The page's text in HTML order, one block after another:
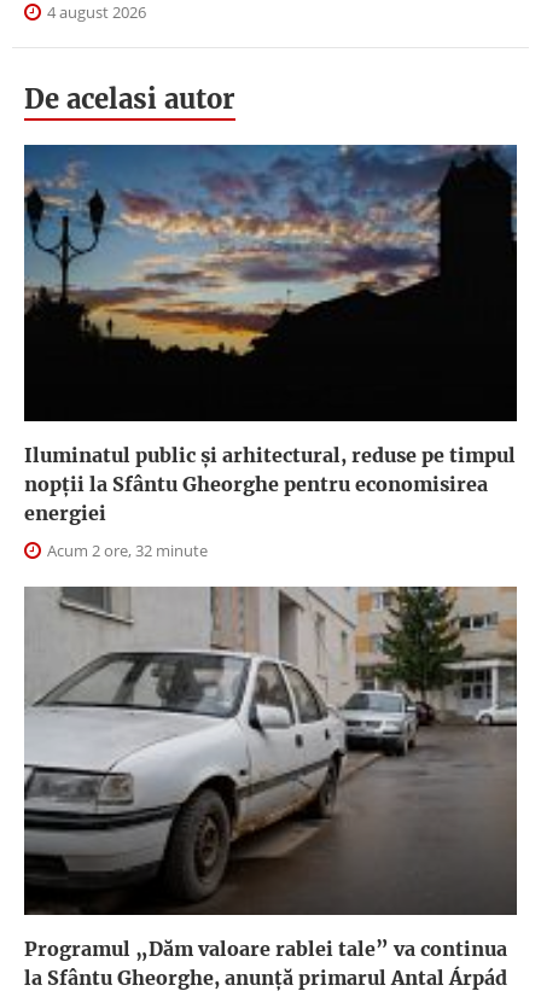
4 august 2026
De acelasi autor
Iluminatul public şi arhitectural, reduse pe timpul
nopţii la Sfântu Gheorghe pentru economisirea
energiei
Acum 2 ore, 32 minute
Programul „Dăm valoare rablei tale” va continua
la Sfântu Gheorghe, anunţă primarul Antal Árpád